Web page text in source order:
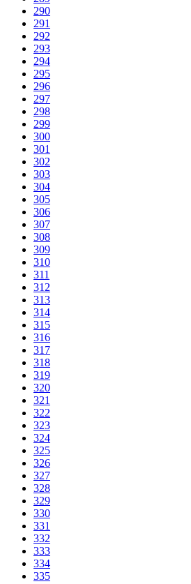
290
291
292
293
294
295
296
297
298
299
300
301
302
303
304
305
306
307
308
309
310
311
312
313
314
315
316
317
318
319
320
321
322
323
324
325
326
327
328
329
330
331
332
333
334
335